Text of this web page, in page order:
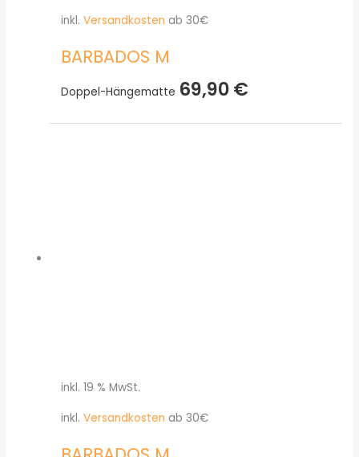
inkl. Versandkosten ab 30€
BARBADOS M
Doppel-Hängematte 69,90€
inkl. 19 % MwSt.
inkl. Versandkosten ab 30€